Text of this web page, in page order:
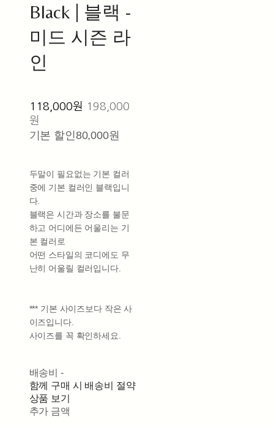
Black | 블랙 -
미드 시즌 라
인
118,000원 198,000
원
기본 할인80,000원
두말이 필요없는 기본 컬러
중에 기본 컬러인 블랙입니
다.
블랙은 시간과 장소를 불문
하고 어디에든 어울리는 기
본 컬러로
어떤 스타일의 코디에도 무
난히 어울릴 컬러입니다.
*** 기본 사이즈보다 작은 사
이즈입니다.
사이즈를 꼭 확인하세요.
배송비 -
함께 구매 시 배송비 절약
상품 보기
추가 금액